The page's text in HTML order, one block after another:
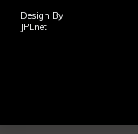
Design By
JPLnet